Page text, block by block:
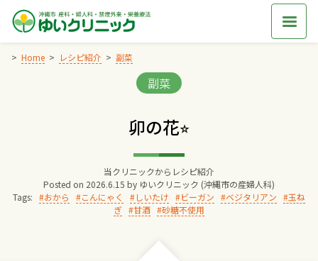
Skip
content
Home レシピ紹介 副菜
Categories:
副菜
卯の花⭐︎
当クリニックからレシピ紹介
Posted on 2026.6.15 by ゆいクリニック (沖縄市の産婦人科)
Tags:
おから こんにゃく しいたけ ビーガン ベジタリアン
玉ね
ぎ
甘酒 砂糖不使用
院長からのごあいさつ